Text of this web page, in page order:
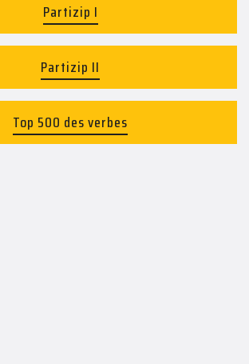
Partizip I
Partizip II
Top 500 des verbes